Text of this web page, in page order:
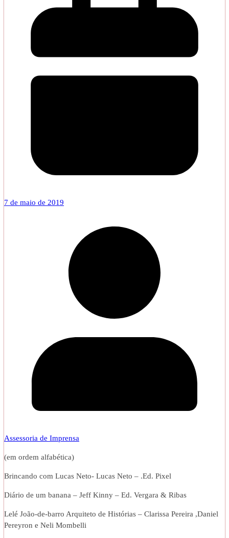
7 de maio de 2019
Assessoria de Imprensa
(em ordem alfabética)
Brincando com Lucas Neto- Lucas Neto – .Ed. Pixel
Diário de um banana – Jeff Kinny – Ed. Vergara & Ribas
Lelé João-de-barro Arquiteto de Histórias – Clarissa Pereira ,Daniel
Pereyron e Neli Mombelli